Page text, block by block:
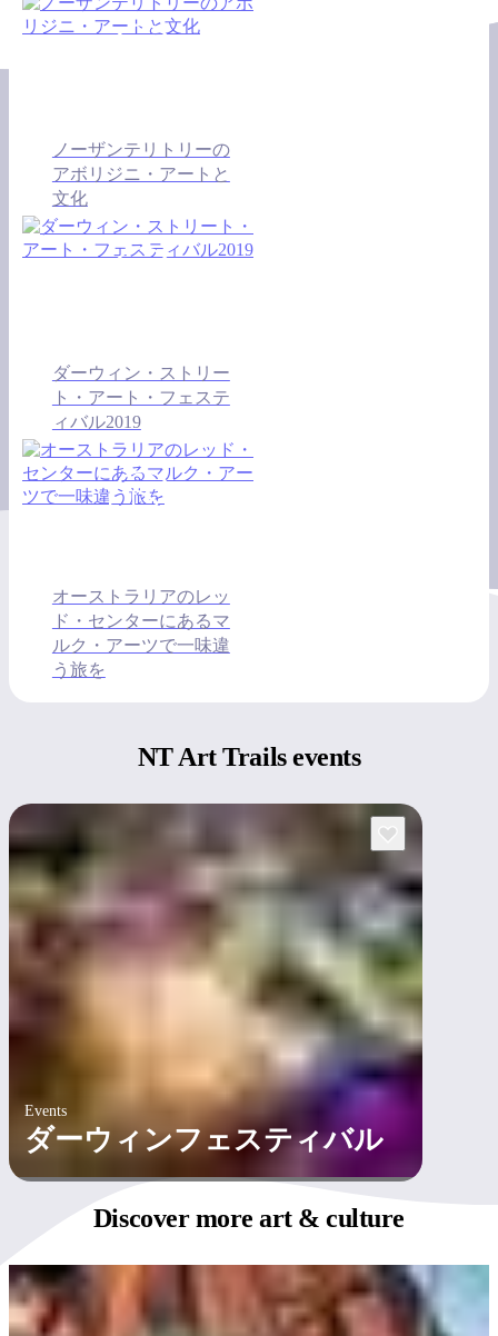
ノーザンテリトリーの
アボリジニ・アートと
文化
ダーウィン・ストリー
ト・アート・フェステ
ィバル2019
オーストラリアのレッ
ド・センターにあるマ
ルク・アーツで一味違
う旅を
NT ArtTrails events
Events
ダーウィンフェスティバル
Discover moreart & culture